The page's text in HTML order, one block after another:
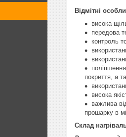
Відмітні
висока
передова
контроль
покриття, а
висока
важлива
прошарку в
Склад